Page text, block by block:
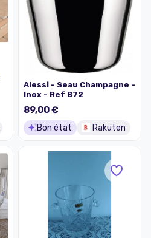
Alessi - Seau Champagne -
Inox - Ref 872
89,00 €
Bon état Rakuten